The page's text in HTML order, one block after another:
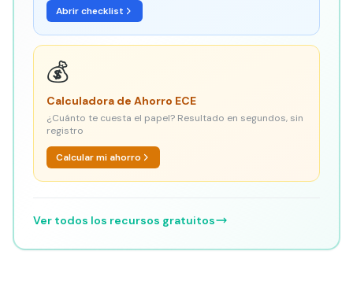
Abrir checklist
💰
Calculadora de Ahorro ECE
¿Cuánto te cuesta el papel? Resultado en segundos, sin
registro
Calcular mi ahorro
Ver todos los recursos gratuitos